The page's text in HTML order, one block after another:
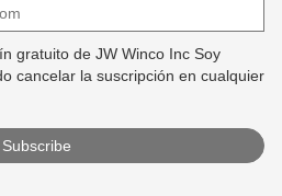
gratuito de JW Winco Inc Soy
cancelar la suscripción en cualquier